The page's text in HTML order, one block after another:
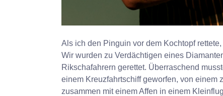
Als ich den Pinguin vor dem Kochtopf
Wir wurden zu Verdächtigen eines
Rikschafahrern gerettet. Überraschend
einem Kreuzfahrtschiff geworfen, von
zusammen mit einem Affen in einem